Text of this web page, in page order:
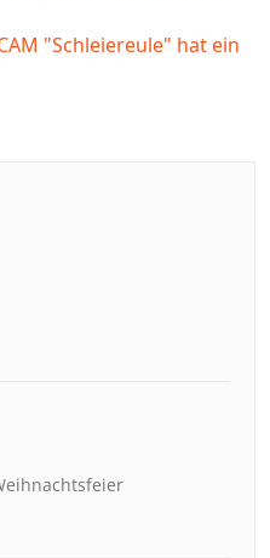
"Schleiereule" hat ein